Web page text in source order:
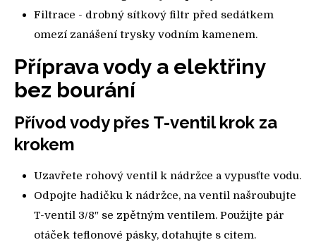
Filtrace - drobný sítkový filtr před sedátkem
omezí zanášení trysky vodním kamenem.
Příprava vody a elektřiny
bez bourání
Přívod vody přes T-ventil krok za
krokem
Uzavřete rohový ventil k nádržce a vypusťte vodu.
Odpojte hadičku k nádržce, na ventil našroubujte
T-ventil 3/8″ se zpětným ventilem. Použijte pár
otáček teflonové pásky, dotahujte s citem.